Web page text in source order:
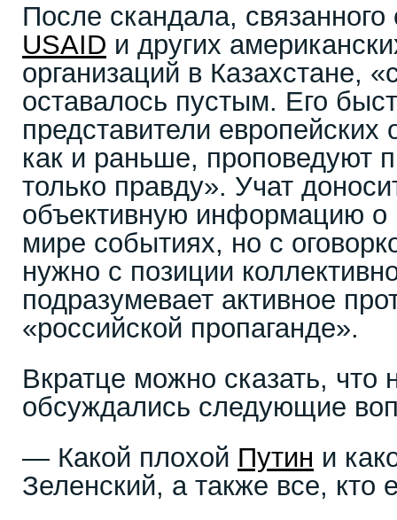
После скандала,
USAID и других
организаций в Казахстане,
оставалось пустым. Его
представители европейских
как и раньше, проповедуют
только правду». Учат
объективную информацию о
мире событиях, но с
нужно с позиции
подразумевает активное
«российской пропаганде».
Вкратце можно сказать, что
обсуждались следующие
— Какой плохой Путин и
Зеленский, а также все, кто